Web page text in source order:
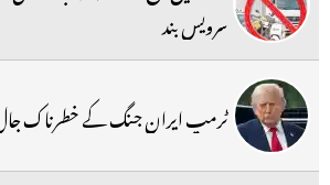
سرویس بند
ٹرمپ ایران جنگ کے خطرناک